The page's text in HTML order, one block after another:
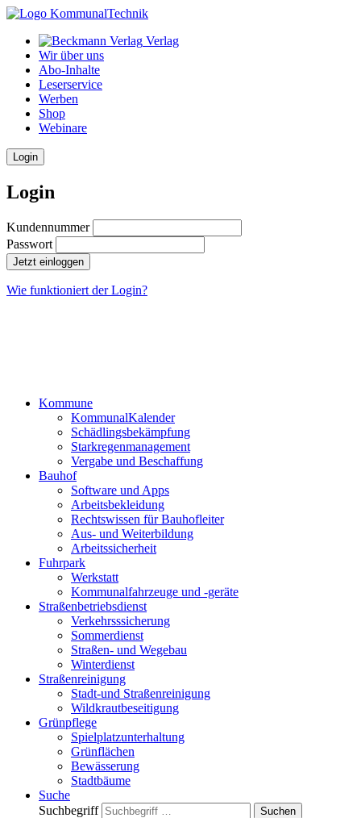
Verlag
Wir über uns
Abo-Inhalte
Leserservice
Werben
Shop
Webinare
Login
Login
Kundennummer
Passwort
Jetzt einloggen
Wie funktioniert der Login?
Kommune
KommunalKalender
Schädlingsbekämpfung
Starkregenmanagement
Vergabe und Beschaffung
Bauhof
Software und Apps
Arbeitsbekleidung
Rechtswissen für Bauhofleiter
Aus- und Weiterbildung
Arbeitssicherheit
Fuhrpark
Werkstatt
Kommunalfahrzeuge und -geräte
Straßenbetriebsdienst
Verkehrsssicherung
Sommerdienst
Straßen- und Wegebau
Winterdienst
Straßenreinigung
Stadt-und Straßenreinigung
Wildkrautbeseitigung
Grünpflege
Spielplatzunterhaltung
Grünflächen
Bewässerung
Stadtbäume
Suche
Suchbegriff